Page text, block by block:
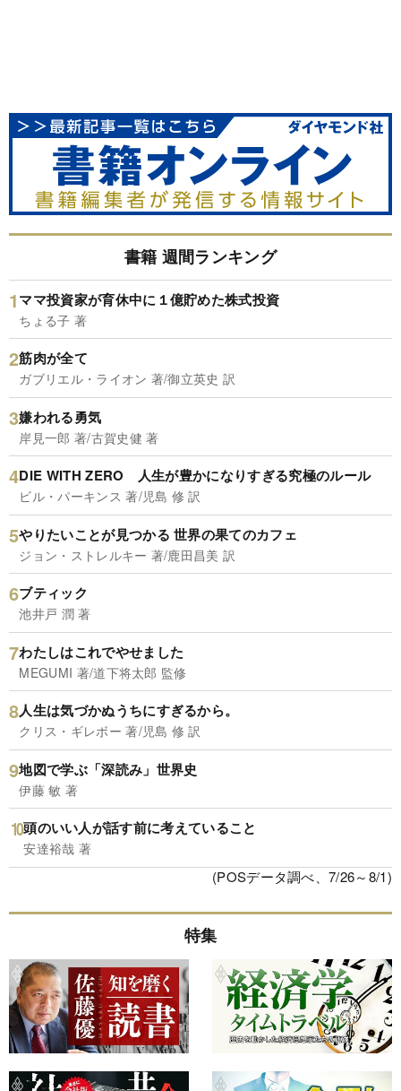
書籍 週間ランキング
ママ投資家が育休中に１億貯めた株式投資
ちょる子 著
筋肉が全て
ガブリエル・ライオン 著/御立英史 訳
嫌われる勇気
岸見一郎 著/古賀史健 著
DIE WITH ZERO 人生が豊かになりすぎる究極のルール
ビル・パーキンス 著/児島 修 訳
やりたいことが見つかる 世界の果てのカフェ
ジョン・ストレルキー 著/鹿田昌美 訳
ブティック
池井戸 潤 著
わたしはこれでやせました
MEGUMI 著/道下将太郎 監修
人生は気づかぬうちにすぎるから。
クリス・ギレボー 著/児島 修 訳
地図で学ぶ「深読み」世界史
伊藤 敏 著
頭のいい人が話す前に考えていること
安達裕哉 著
(POSデータ調べ、7/26～8/1)
特集